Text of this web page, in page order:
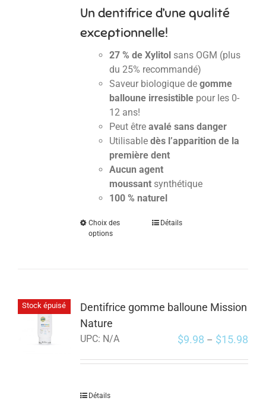
Un dentifrice d’une qualité
exceptionnelle!
27 % de Xylitolsans OGM (plus
du 25% recommandé)
Saveur biologique de gomme
balloune irresistiblepour les 0-
12 ans!
Peut être avalé sans danger
Utilisable dès l’apparition de la
première dent
Aucun agent
moussant synthétique
100 % naturel
Choix des
options
Détails
Stock épuisé
Dentifrice gomme balloune Mission
Nature
UPC: N/A $9.98 – $15.98
Détails